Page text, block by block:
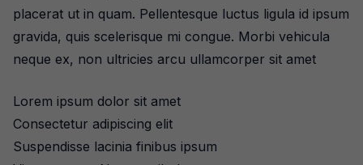
placerat ut in quam. Pellentesque luctus ligula id ipsum
gravida, quis scelerisque mi congue. Morbi vehicula
neque ex, non ultricies arcu ullamcorper sit amet
Lorem ipsum dolor sit amet
Consectetur adipiscing elit
Suspendisse lacinia finibus ipsum